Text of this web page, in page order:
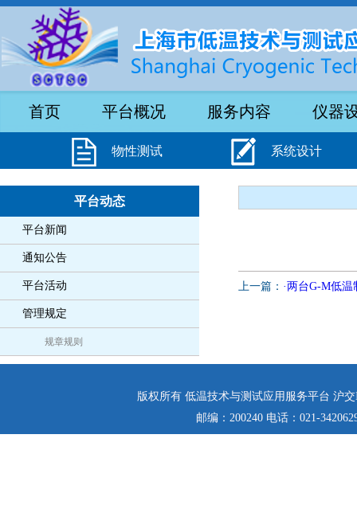
首页 平台概况 服务内容 仪器
物性测试 系统设计
平台动态
平台新闻
通知公告
平台活动
管理规定
规章规则
上一篇： ·两台G-M低
版权所有 低温技术与测试应用服务平台 沪
邮编：200240 电话：021-